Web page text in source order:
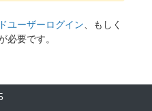
ユーザーログイン 、もしく
必要です。